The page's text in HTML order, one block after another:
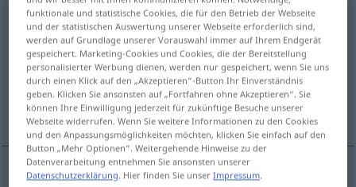
nachschicken
Übersicht aller Übersetzungen
(Für mehr Details die Übersetzung anklicken/antippen)
sendist áfram!
Beispiele
funktionale und statistische Cookies, die für den Betrieb der Webseite
und der statistischen Auswertung unserer Webseite erforderlich sind,
werden auf Grundlage unserer Vorauswahl immer auf Ihrem Endgerät
gespeichert. Marketing-Cookies und Cookies, die der Bereitstellung
personalisierter Werbung dienen, werden nur gespeichert, wenn Sie uns
durch einen Klick auf den „Akzeptieren“-Button Ihr Einverständnis
geben. Klicken Sie ansonsten auf „Fortfahren ohne Akzeptieren“. Sie
können Ihre Einwilligung jederzeit für zukünftige Besuche unserer
Webseite widerrufen. Wenn Sie weitere Informationen zu den Cookies
und den Anpassungsmöglichkeiten möchten, klicken Sie einfach auf den
Button „Mehr Optionen“. Weitergehende Hinweise zu der
Datenverarbeitung entnehmen Sie ansonsten unserer
Datenschutzerklärung. Hier finden Sie unserImpressum.